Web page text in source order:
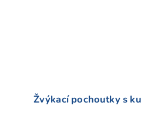
Žvýkací pochoutky s